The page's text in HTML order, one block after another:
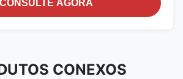
CONSULTE AGORA
CONEXOS